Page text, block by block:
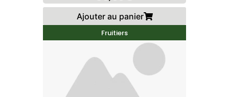
Ajouter au panier
Fruitiers